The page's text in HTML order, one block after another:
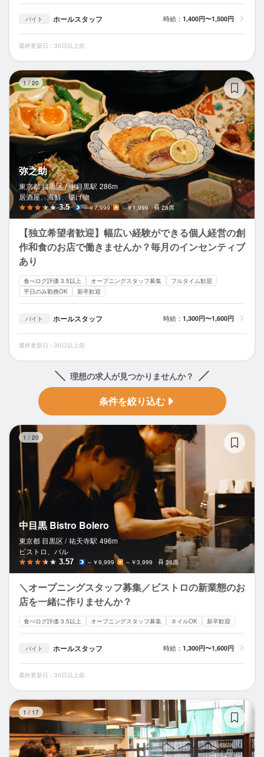
バイト ホールスタッフ 時給： 1,400円〜1,500円
最終更新日：30日以上前
1 / 20
弥之助
東京都 目黒区 / 中目黒駅 286m
居酒屋、海鮮、揚げ物
3.5 ～￥7,999 ～￥1,999 28席
【独立希望者歓迎】幅広い経験ができる個人経営の創
作和食のお店で働きませんか？毎月のインセンティブ
あり
食べログ評価 3.5以上 オープニングスタッフ募集
フルタイム歓迎
平日のみ勤務OK
新卒歓迎
バイト ホールスタッフ 時給： 1,300円〜1,600円
最終更新日：30日以上前
理想の求人が見つかりませんか？
条件を絞り込む
1 / 20
中目黒 Bistro Bolero
東京都 目黒区 / 祐天寺駅 496m
ビストロ、バル
3.57 ～￥9,999 ～￥3,999 36席
＼オープニングスタッフ募集／ビストロの新業態のお
店を一緒に作りませんか？
食べログ評価 3.5以上 オープニングスタッフ募集 ネイルOK 新卒歓迎
バイト ホールスタッフ 時給： 1,300円〜1,600円
最終更新日：30日以上前
1 / 17